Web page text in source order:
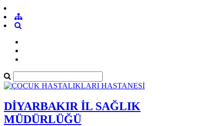
DİYARBAKIR İL SAĞLIK
MÜDÜRLÜĞÜ